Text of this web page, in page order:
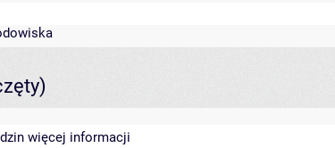
więcej informacji